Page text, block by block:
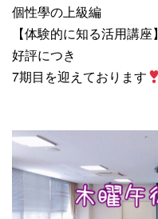
個性學の上級編
【体験的に知る活用講座】
好評につき
7期目を迎えております